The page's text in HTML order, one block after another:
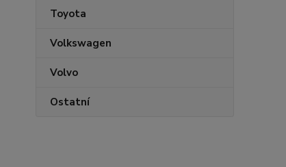
Toyota
Volkswagen
Volvo
Ostatní